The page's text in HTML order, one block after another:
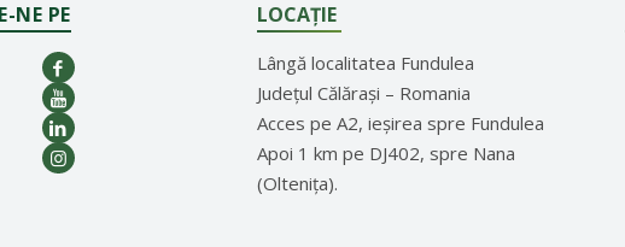
NE PE LOCAȚIE
Lângă localitatea Fundulea
Județul Călărași – Romania
Acces pe A2, ieșirea spre Fundulea
Apoi 1 km pe DJ402, spre Nana
(Oltenița).